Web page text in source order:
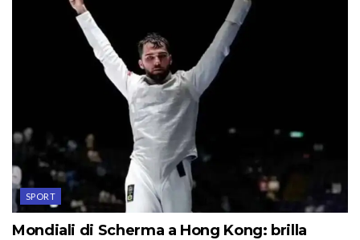
SPORT
Mondiali di Scherma a Hong Kong: brilla